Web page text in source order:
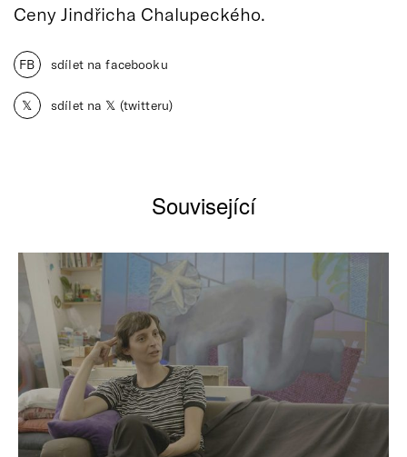
Ceny Jindřicha Chalupeckého.
FB sdílet na facebooku
𝕏 sdílet na 𝕏 (twitteru)
Související